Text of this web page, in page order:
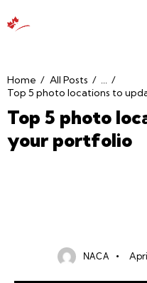
Home All Posts
...
Top 5 photo locations to
Top 5 photo
your portfolio
NACA